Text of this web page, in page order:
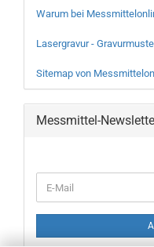
Warum bei
Lasergravur -
Sitemap von
Messmittel-
ZUR
E-
Mail